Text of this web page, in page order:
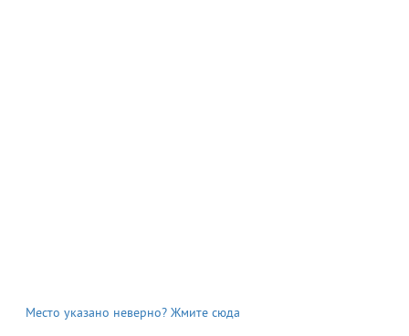
Место указано неверно? Жмите сюда